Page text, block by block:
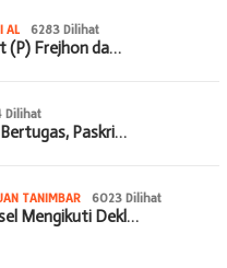
AL 6283 Dilihat
(P) Frejhon da…
Dilihat
Paskri…
TANIMBAR 6023 Dilihat
Mengikuti Dekl…